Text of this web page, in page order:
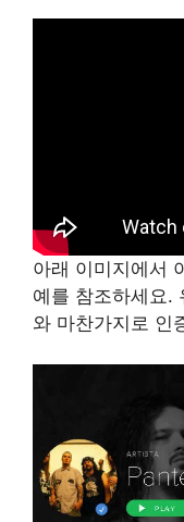
아래 이미지에서
예를 참조하세요.
와 마찬가지로 인